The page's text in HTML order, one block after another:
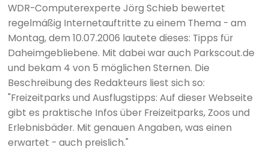
WDR-Computerexperte Jörg Schieb bewertet
regelmäßig Internetauftritte zu einem Thema - am
Montag, dem 10.07.2006 lautete dieses: Tipps für
Daheimgebliebene. Mit dabei war auch Parkscout.de
und bekam 4 von 5 möglichen Sternen. Die
Beschreibung des Redakteurs liest sich so:
"Freizeitparks und Ausflugstipps: Auf dieser Webseite
gibt es praktische Infos über Freizeitparks, Zoos und
Erlebnisbäder. Mit genauen Angaben, was einen
erwartet - auch preislich."